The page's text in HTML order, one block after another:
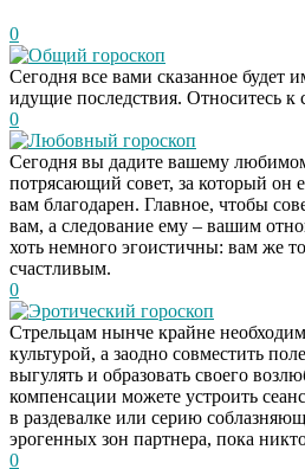
0
Общий гороскоп
Сегодня все вами сказанное будет
идущие последствия. Относитесь к
0
Любовный гороскоп
Сегодня вы дадите вашему
потрясающий совет, за который он
вам благодарен. Главное, чтобы
вам, а следование ему – вашим
хоть немного эгоистичны: вам же
счастливым.
0
Эротический гороскоп
Стрельцам нынче крайне
культурой, а заодно совместить
выгулять и образовать своего
компенсации можете устроить
в раздевалке или серию
эрогенных зон партнера, пока
0